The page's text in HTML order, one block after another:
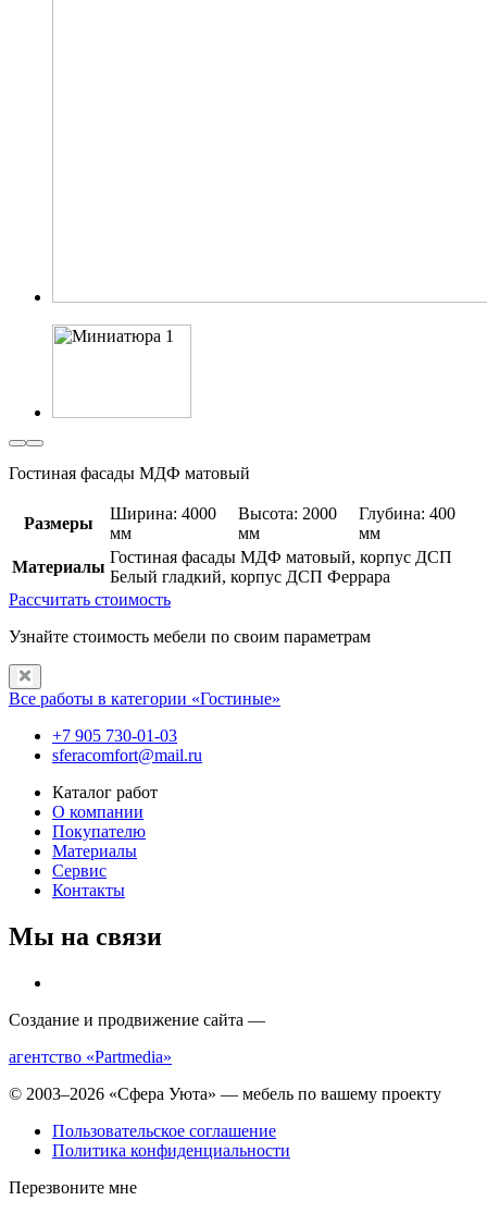
Гостиная фасады МДФ матовый
Размеры
Ширина: 4000
мм
Высота: 2000
мм
Глубина: 400
мм
Материалы
Гостиная фасады МДФ матовый, корпус ДСП
Белый гладкий, корпус ДСП Феррара
Рассчитать стоимость
Узнайте стоимость мебели по своим параметрам
Все работы в категории «Гостиные»
+7 905 730-01-03
sferacomfort@mail.ru
Каталог работ
О компании
Покупателю
Материалы
Сервис
Контакты
Мы на связи
Создание и продвижение сайта —
агентство «Partmedia»
© 2003–2026 «Сфера Уюта» — мебель по вашему проекту
Пользовательское соглашение
Политика конфиденциальности
Перезвоните мне